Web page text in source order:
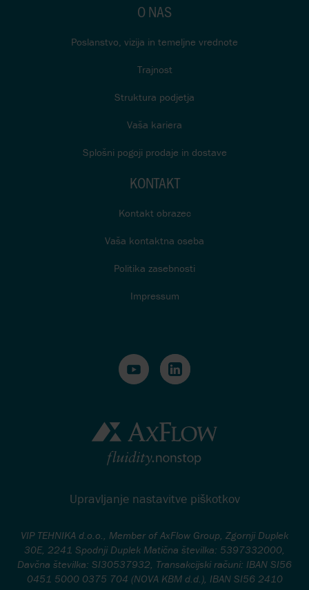
O NAS
Poslanstvo, vizija in temeljne vrednote
Trajnost
Struktura podjetja
Vaša kariera
Splošni pogoji prodaje in dostave
KONTAKT
Kontakt obrazec
Vaša kontaktna oseba
Politika zasebnosti
Impressum
Upravljanje nastavitve piškotkov
VIP TEHNIKA d.o.o., Member of AxFlow Group, Zgornji Duplek
30E, 2241 Spodnji Duplek Matična številka: 5397332000,
Davčna številka: SI30537932, Transakcijski računi: IBAN SI56
0451 5000 0375 704 (NOVA KBM d.d.), IBAN SI56 2410